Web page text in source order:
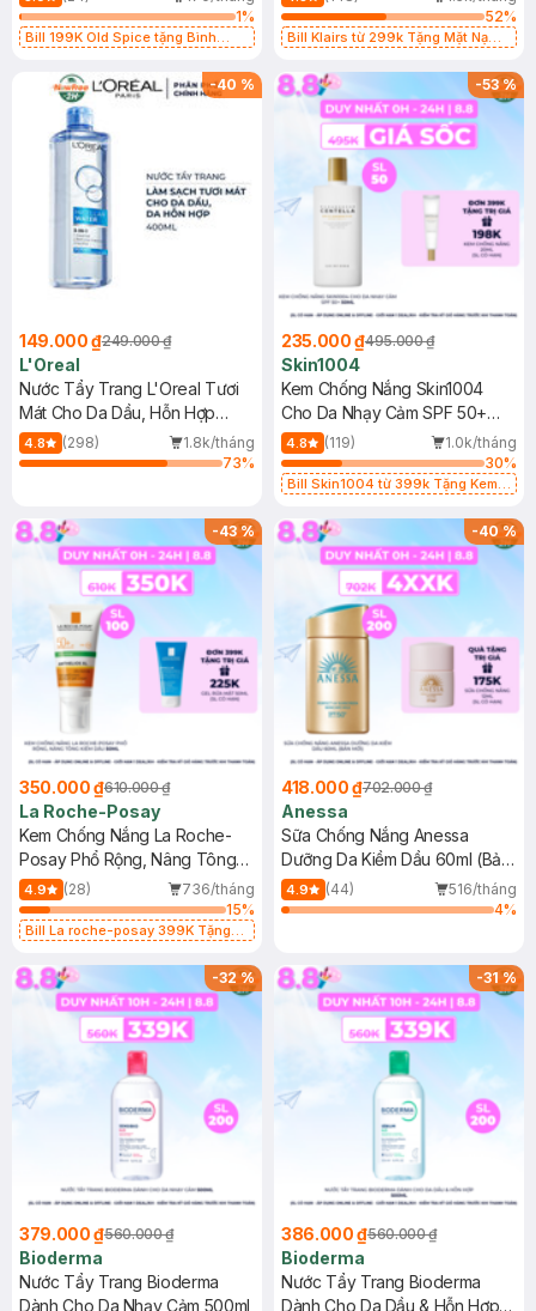
1%
Bill 199K Old Spice tặng Bình
52%
Bill Klairs từ 299k Tặng Mặt Nạ
25ml (SL Có Hạn)
-40 %
149.000 ₫249.000 ₫
L'Oreal
Nước Tẩy Trang L'Oreal Tươi
Mát Cho Da Dầu, Hỗn Hợp
400ml
4.8 (298)
1.8k/tháng
73%
-53%
235.000 ₫495.000 ₫
Skin1004
Kem Chống Nắng Skin1004
Cho Da Nhạy Cảm SPF 50+
50ml
4.8 (119)
1.0k/tháng
30%
Bill Skin1004 từ 399k Tặng Kem
SPF 50+ 20ml (SL Có Hạn)
-43%
350.000 ₫610.000 ₫
La Roche-Posay
Kem Chống Nắng La Roche-
Posay Phổ Rộng, Nâng Tông
Kiềm Dầu 50ml
4.9 (28)
736/tháng
15%
Bill La roche-posay 399K Tặng
(SL có hạn)
-40%
418.000 ₫702.000 ₫
Anessa
Sữa Chống Nắng Anessa
Dưỡng Da Kiềm Dầu 60ml (Bản
Mới)
4.9 (44)
516/tháng
4%
-32%
379.000 ₫560.000 ₫
Bioderma
Nước Tẩy Trang Bioderma
Dành Cho Da Nhạy Cảm 500ml
-31%
386.000 ₫560.000 ₫
Bioderma
Nước Tẩy Trang Bioderma
Dành Cho Da Dầu & Hỗn Hợp